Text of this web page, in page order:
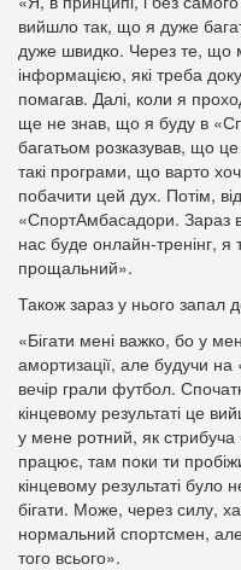
вийшло так, що я дуже
дуже швидко. Через те, що
інформацією, які треба
помагав. Далі, коли я
ще не знав, що я буду в
багатьом розказував, що
такі програми, що варто
побачити цей дух. Потім,
«СпортАмбасадори. Зараз
нас буде онлайн-тренінг, я
прощальний».
Також зараз у нього запал
«Бігати мені важко, бо у
амортизації, але будучи
вечір грали футбол.
кінцевому результаті це
у мене ротний, як
працює, там поки ти
кінцевому результаті було
бігати. Може, через силу,
нормальний спортсмен,
того всього».